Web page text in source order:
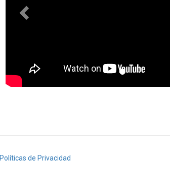
Políticas de Privacidad